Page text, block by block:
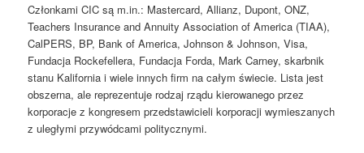
Członkami CIC są m.in.: Mastercard, Allianz, Dupont, ONZ,
Teachers Insurance and Annuity Association of America (TIAA),
CalPERS, BP, Bank of America, Johnson & Johnson, Visa,
Fundacja Rockefellera, Fundacja Forda, Mark Carney, skarbnik
stanu Kalifornia i wiele innych firm na całym świecie. Lista jest
obszerna, ale reprezentuje rodzaj rządu kierowanego przez
korporacje z kongresem przedstawicieli korporacji wymieszanych
z uległymi przywódcami politycznymi.